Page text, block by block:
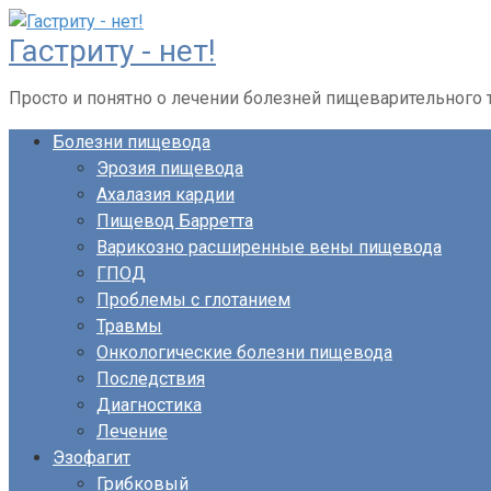
Перейти
к
контенту
Гастриту - нет!
Просто и понятно о лечении болезней пищеварительного
Болезни пищевода
Эрозия пищевода
Ахалазия кардии
Пищевод Барретта
Варикозно расширенные вены пищевода
ГПОД
Проблемы с глотанием
Травмы
Онкологические болезни пищевода
Последствия
Диагностика
Лечение
Эзофагит
Грибковый